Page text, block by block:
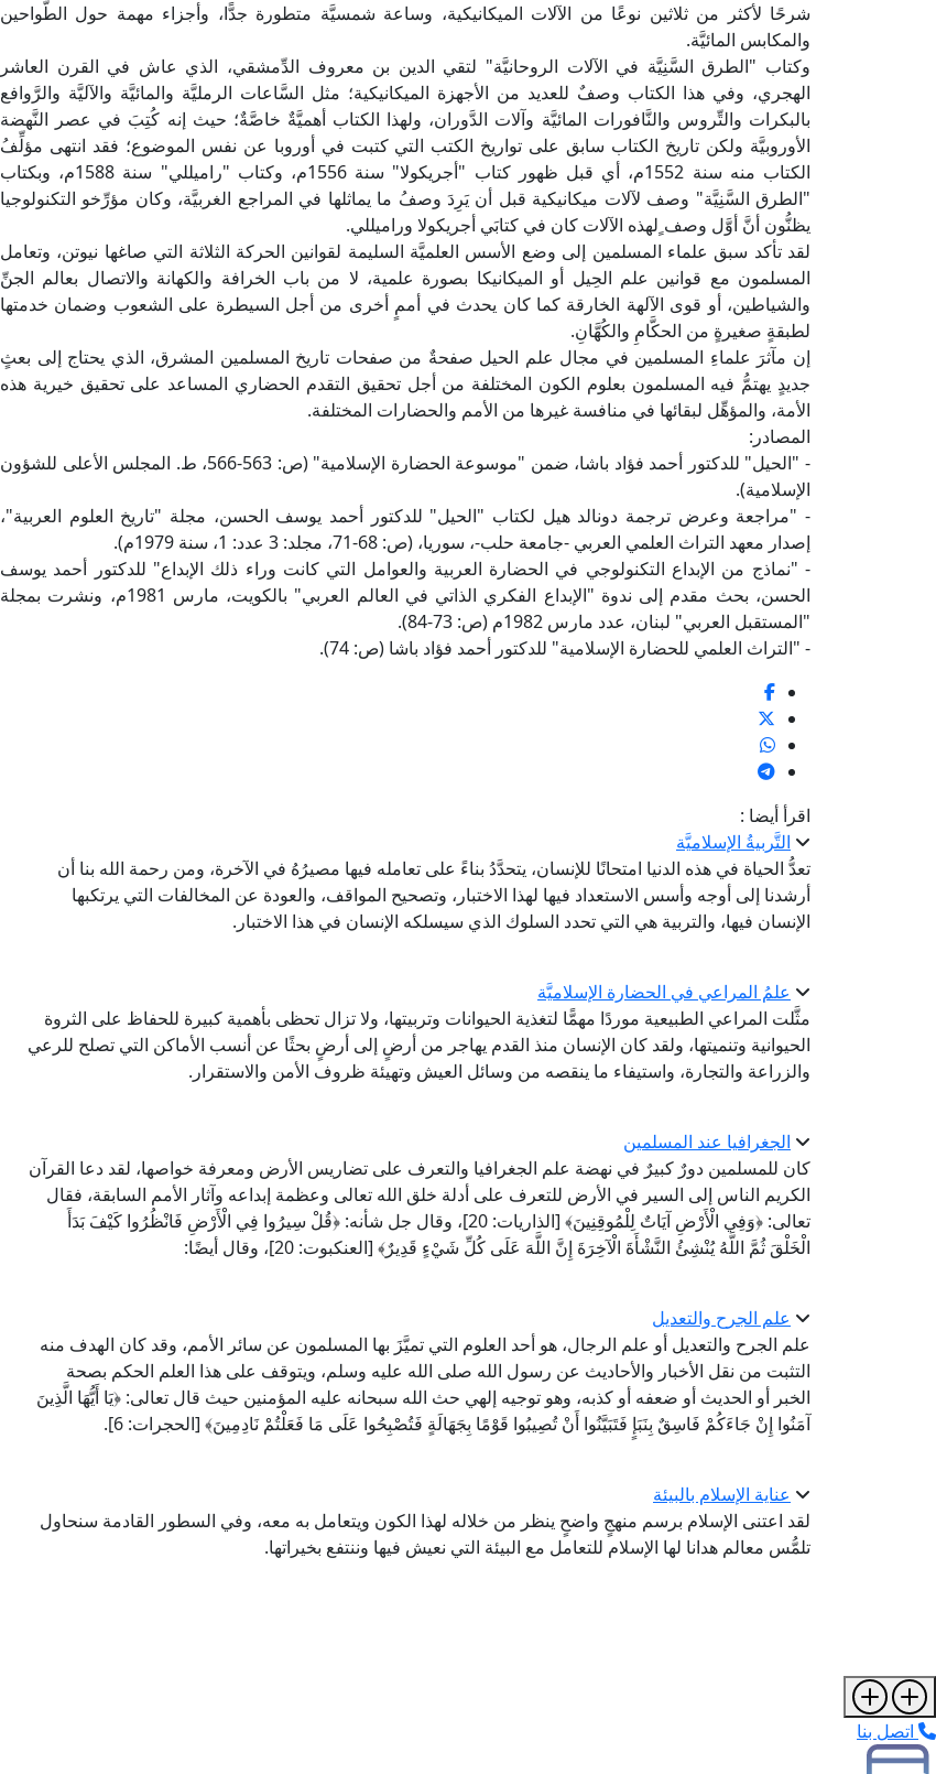
شرحًا لأكثر من ثلاثين نوعًا من الآلات الميكانيكية، وساعة شمسيَّة متطورة جدًّا، وأجزاء مهمة حول الطَّواحين
والمكابس المائيَّة.
وكتاب "الطرق السَّنِيَّة في الآلات الروحانيَّة" لتقي الدين بن معروف الدِّمشقي، الذي عاش في القرن العاشر
الهجري، وفي هذا الكتاب وصفٌ للعديد من الأجهزة الميكانيكية؛ مثل السَّاعات الرمليَّة والمائيَّة والآليَّة والرَّوافع
بالبكرات والتِّروس والنَّافورات المائيَّة وآلات الدَّوران، ولهذا الكتاب أهميَّةٌ خاصَّةٌ؛ حيث إنه كُتِبَ في عصر النَّهضة
الأوروبيَّة ولكن تاريخ الكتاب سابق على تواريخ الكتب التي كتبت في أوروبا عن نفس الموضوع؛ فقد انتهى مؤلِّفُ
الكتاب منه سنة 1552م، أي قبل ظهور كتاب "أجريكولا" سنة 1556م، وكتاب "راميللي" سنة 1588م، وبكتاب
"الطرق السَّنِيَّة" وصف لآلات ميكانيكية قبل أن يَرِدَ وصفُ ما يماثلها في المراجع الغربيَّة، وكان مؤرِّخو التكنولوجيا
يظنُّون أنَّ أوَّل وصف ٍلهذه الآلات كان في كتابَي أجريكولا وراميللي.
لقد تأكد سبق علماء المسلمين إلى وضع الأسس العلميَّة السليمة لقوانين الحركة الثلاثة التي صاغها نيوتن، وتعامل
المسلمون مع قوانين علم الحِيل أو الميكانيكا بصورة علمية، لا من باب الخرافة والكهانة والاتصال بعالم الجنِّ
والشياطين، أو قوى الآلهة الخارقة كما كان يحدث في أممٍ أخرى من أجل السيطرة على الشعوب وضمان خدمتها
لطبقةٍ صغيرةٍ من الحكَّامِ والكُهَّانِ.
إن مآثرَ علماءِ المسلمين في مجال علم الحيل صفحةٌ من صفحات تاريخ المسلمين المشرق، الذي يحتاج إلى بعثٍ
جديدٍ يهتمُّ فيه المسلمون بعلوم الكون المختلفة من أجل تحقيق التقدم الحضاري المساعد على تحقيق خيرية هذه
الأمة، والمؤهِّل لبقائها في منافسة غيرها من الأمم والحضارات المختلفة.
المصادر:
- "الحيل" للدكتور أحمد فؤاد باشا، ضمن "موسوعة الحضارة الإسلامية" (ص: 563-566، ط. المجلس الأعلى للشؤون
الإسلامية).
- "مراجعة وعرض ترجمة دونالد هيل لكتاب "الحيل" للدكتور أحمد يوسف الحسن، مجلة "تاريخ العلوم العربية"،
إصدار معهد التراث العلمي العربي -جامعة حلب-، سوريا، (ص: 68-71، مجلد: 3 عدد: 1، سنة 1979م).
- "نماذج من الإبداع التكنولوجي في الحضارة العربية والعوامل التي كانت وراء ذلك الإبداع" للدكتور أحمد يوسف
الحسن، بحث مقدم إلى ندوة "الإبداع الفكري الذاتي في العالم العربي" بالكويت، مارس 1981م، ونشرت بمجلة
"المستقبل العربي" لبنان، عدد مارس 1982م (ص: 73-84).
- "التراث العلمي للحضارة الإسلامية" للدكتور أحمد فؤاد باشا (ص: 74).
اقرأ أيضا :
التَّربيةُ الإسلاميَّة
تعدُّ الحياة في هذه الدنيا امتحانًا للإنسان، يتحدَّدُ بناءً على تعامله فيها مصيرُهُ في الآخرة، ومن رحمة الله بنا أن
أرشدنا إلى أوجه وأسس الاستعداد فيها لهذا الاختبار، وتصحيح المواقف، والعودة عن المخالفات التي يرتكبها
الإنسان فيها، والتربية هي التي تحدد السلوك الذي سيسلكه الإنسان في هذا الاختبار.
علمُ المراعي في الحضارة الإسلاميَّة
مثَّلت المراعي الطبيعية موردًا مهمًّا لتغذية الحيوانات وتربيتها، ولا تزال تحظى بأهمية كبيرة للحفاظ على الثروة
الحيوانية وتنميتها، ولقد كان الإنسان منذ القدم يهاجر من أرضٍ إلى أرضٍ بحثًا عن أنسب الأماكن التي تصلح للرعي
والزراعة والتجارة، واستيفاء ما ينقصه من وسائل العيش وتهيئة ظروف الأمن والاستقرار.
الجغرافيا عند المسلمين
كان للمسلمين دورٌ كبيرٌ في نهضة علم الجغرافيا والتعرف على تضاريس الأرض ومعرفة خواصها، لقد دعا القرآن
الكريم الناس إلى السير في الأرض للتعرف على أدلة خلق الله تعالى وعظمة إبداعه وآثار الأمم السابقة، فقال
تعالى: ﴿وَفِي الْأَرْضِ آيَاتٌ لِلْمُوقِنِينَ﴾ [الذاريات: 20]، وقال جل شأنه: ﴿قُلْ سِيرُوا فِي الْأَرْضِ فَانْظُرُوا كَيْفَ بَدَأَ
الْخَلْقَ ثُمَّ اللَّهُ يُنْشِئُ النَّشْأَةَ الْآخِرَةَ إِنَّ اللَّهَ عَلَى كُلِّ شَيْءٍ قَدِيرٌ﴾ [العنكبوت: 20]، وقال أيضًا:
علم الجرح والتعديل
علم الجرح والتعديل أو علم الرجال، هو أحد العلوم التي تميَّزَ بها المسلمون عن سائر الأمم، وقد كان الهدف منه
التثبت من نقل الأخبار والأحاديث عن رسول الله صلى الله عليه وسلم، ويتوقف على هذا العلم الحكم بصحة
الخبر أو الحديث أو ضعفه أو كذبه، وهو توجيه إلهي حث الله سبحانه عليه المؤمنين حيث قال تعالى: ﴿يَا أَيُّهَا الَّذِينَ
آمَنُوا إِنْ جَاءَكُمْ فَاسِقٌ بِنَبَإٍ فَتَبَيَّنُوا أَنْ تُصِيبُوا قَوْمًا بِجَهَالَةٍ فَتُصْبِحُوا عَلَى مَا فَعَلْتُمْ نَادِمِينَ﴾ [الحجرات: 6].
عناية الإسلام بالبيئة
لقد اعتنى الإسلام برسم منهجٍ واضحٍ ينظر من خلاله لهذا الكون ويتعامل به معه، وفي السطور القادمة سنحاول
تلمُّس معالم هدانا لها الإسلام للتعامل مع البيئة التي نعيش فيها وننتفع بخيراتها.
اتصل بنا